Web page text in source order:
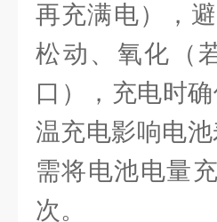
再充满电），
松动、氧化（
口），充电时
温充电影响电
需将电池电量
次。